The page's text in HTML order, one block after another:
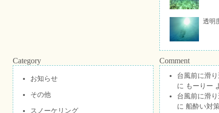
透明
Category
お知らせ
その他
スノーケリング
Comment
台風前に滑
に もーりー
台風前に滑
に 船酔い対